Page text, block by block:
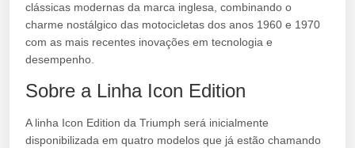
clássicas modernas da marca inglesa, combinando o
charme nostálgico das motocicletas dos anos 1960 e 1970
com as mais recentes inovações em tecnologia e
desempenho.
Sobre a Linha Icon Edition
A linha Icon Edition da Triumph será inicialmente
disponibilizada em quatro modelos que já estão chamando